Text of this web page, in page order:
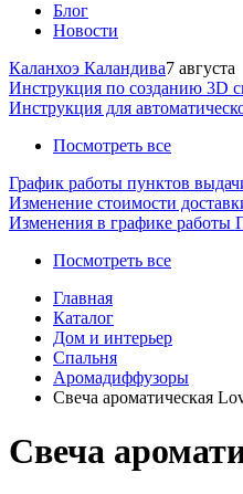
Блог
Новости
Каланхоэ Каландива7 августа
Инструкция по созданию 3D
Инструкция для
Посмотреть все
График работы пунктов
Изменение стоимости
Изменения в графике работы
Посмотреть все
Главная
Каталог
Дом и интерьер
Спальня
Аромадиффузоры
Свеча ароматическая
Свеча